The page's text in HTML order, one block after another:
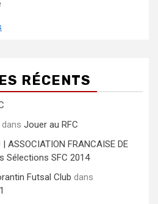
RÉCENTS
dans Jouer au RFC
FRANCAISE DE
Sélections SFC 2014
Futsal Club dans